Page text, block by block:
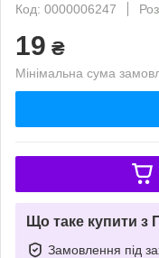
Код: 0000006247
19 ₴
Мінімальна сума
Що таке купити з
Замовлення під